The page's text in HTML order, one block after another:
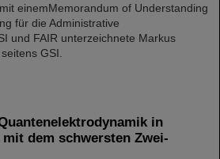
einemMemorandum of Understanding
für die Administrative
und FAIR unterzeichnete Markus
GSI.
in
dem schwersten Zwei-